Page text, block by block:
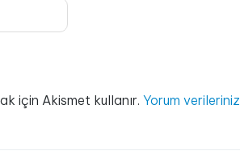
için Akismet kullanır. Yorum